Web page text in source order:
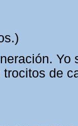
Yo
de